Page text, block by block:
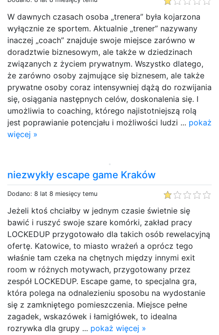
W dawnych czasach osoba „trenera” była kojarzona
wyłącznie ze sportem. Aktualnie „trener” nazywany
inaczej „coach” znajduje swoje miejsce zarówno w
doradztwie biznesowym, ale także w dziedzinach
związanych z życiem prywatnym. Wszystko dlatego,
że zarówno osoby zajmujące się biznesem, ale także
prywatne osoby coraz intensywniej dążą do rozwijania
się, osiągania następnych celów, doskonalenia się. I
umożliwia to coaching, którego najistotniejszą rolą
jest poprawianie potencjału i możliwości ludzi ... pokaż
więcej »
niezwykły escape game Kraków
Dodano: 8 lat 8 miesięcy temu
Jeżeli ktoś chciałby w jednym czasie świetnie się
bawić i ruszyć swoje szare komórki, zakład pracy
LOCKEDUP przygotowało dla takich osób rewelacyjną
ofertę. Katowice, to miasto wrażeń a oprócz tego
właśnie tam czeka na chętnych między innymi exit
room w różnych motywach, przygotowany przez
zespół LOCKEDUP. Escape game, to specjalna gra,
która polega na odnalezieniu sposobu na wydostanie
się z zamkniętego pomieszczenia. Miejsce pełne
zagadek, wskazówek i łamigłówek, to idealna
rozrywka dla grupy ... pokaż więcej »